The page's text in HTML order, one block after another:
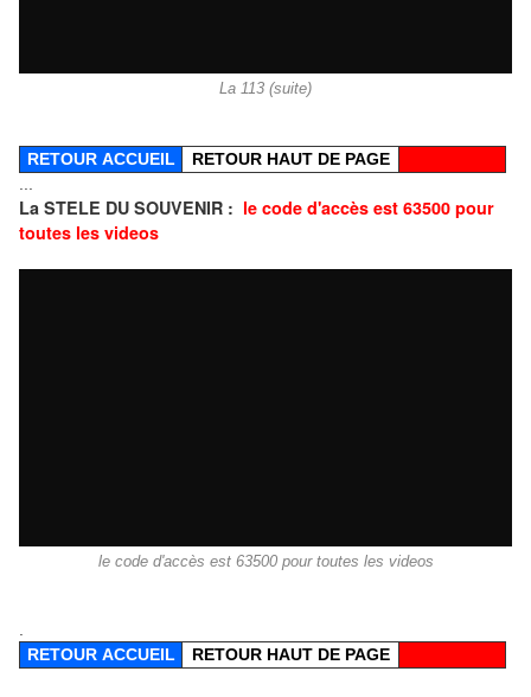
La 113 (suite)
RETOUR ACCUEIL
RETOUR HAUT DE PAGE
La STELE DU SOUVENIR : le code d'accès est 63500 pour
toutes les videos
le code d'accès est 63500 pour toutes les videos
RETOUR ACCUEIL RETOUR HAUT DE PAGE